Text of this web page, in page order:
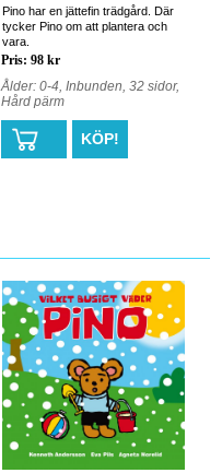
Pino har en jättefin trädgård. Där
tycker Pino om att plantera och
vara.
Pris: 98 kr
Ålder: 0-4, Inbunden, 32 sidor,
Hård pärm
KÖP!